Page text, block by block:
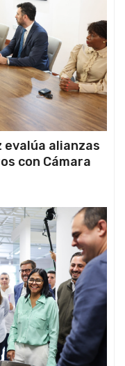
evalúa alianzas
con Cámara